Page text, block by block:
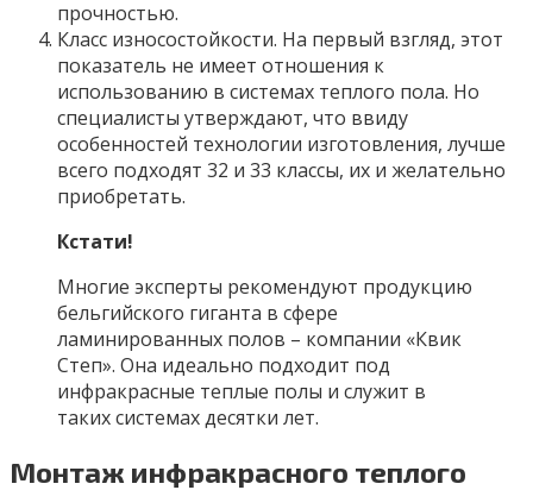
прочностью.
Класс износостойкости. На первый взгляд, этот
показатель не имеет отношения к
использованию в системах теплого пола. Но
специалисты утверждают, что ввиду
особенностей технологии изготовления, лучше
всего подходят 32 и 33 классы, их и желательно
приобретать.
Кстати!
Многие эксперты рекомендуют продукцию
бельгийского гиганта в сфере
ламинированных полов – компании «Квик
Степ». Она идеально подходит под
инфракрасные теплые полы и служит в
таких системах десятки лет.
Монтаж инфракрасного теплого